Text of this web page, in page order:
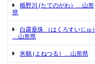
楯野川 (たてのがわ）…山形
県
白露垂珠 （はくろすいじゅ）
…山形県
米鶴 (よねつる）…山形県